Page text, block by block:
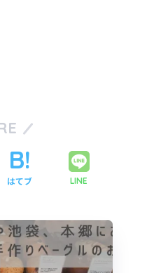
はてブ LINE